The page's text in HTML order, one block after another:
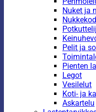
Nuket ja
Pelit ja
Pienten
Legot
Vesilelut
Koti- ja
Askartelu